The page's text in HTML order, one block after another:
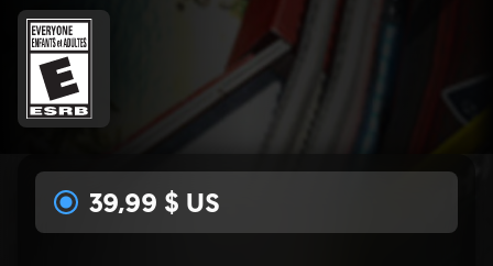
39,99 $ US